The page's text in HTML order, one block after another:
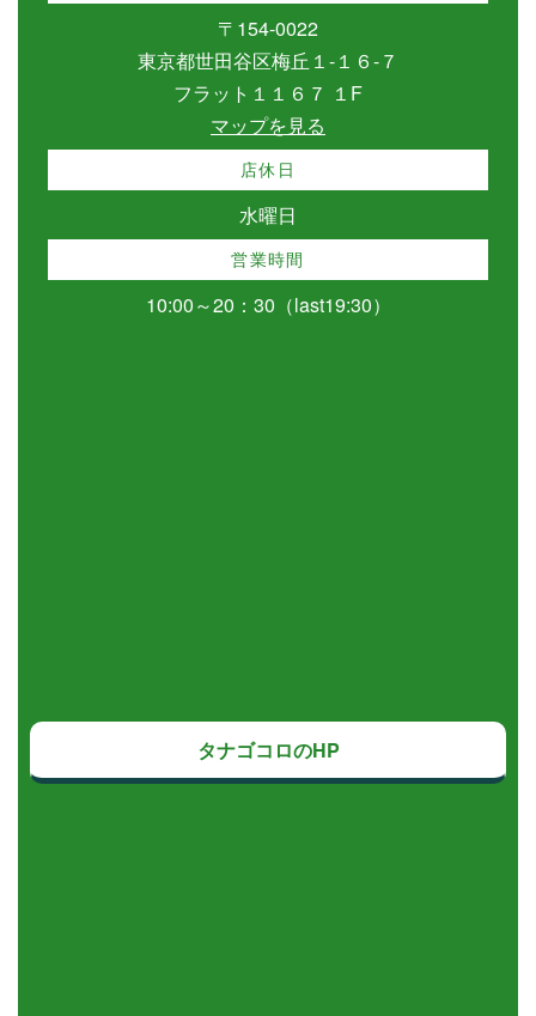
〒154-0022
東京都世田谷区梅丘１-１６-７
フラット１１６７ １F
マップを見る
店休日
水曜日
営業時間
10:00～20：30（last19:30）
タナゴコロのHP